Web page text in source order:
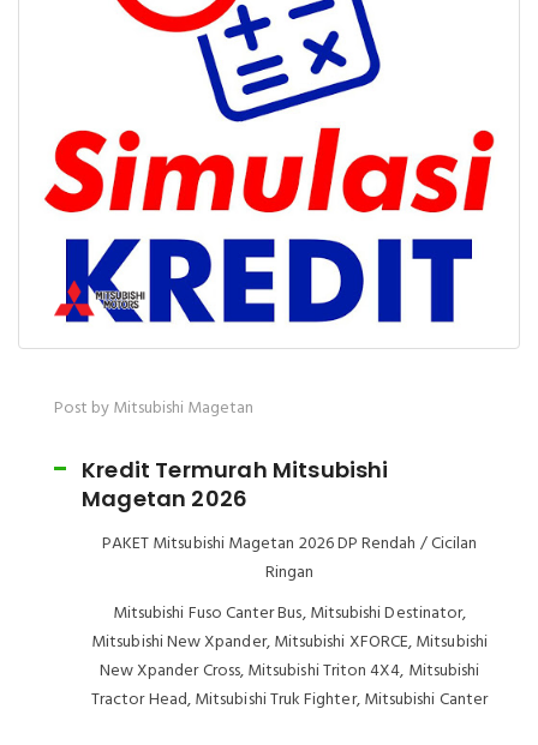
Post by Mitsubishi Magetan
Kredit Termurah Mitsubishi
Magetan 2026
PAKET Mitsubishi Magetan 2026 DP Rendah / Cicilan
Ringan
Mitsubishi Fuso Canter Bus, Mitsubishi Destinator,
Mitsubishi New Xpander, Mitsubishi XFORCE, Mitsubishi
New Xpander Cross, Mitsubishi Triton 4X4, Mitsubishi
Tractor Head, Mitsubishi Truk Fighter, Mitsubishi Canter